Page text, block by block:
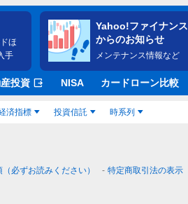
ほ
手
Yahoo!ファイナンス
からのお知らせ
メンテナンス情報など
投資 NISA カードローン比較
済指標 投資信託 時系列
必ずお読みください）
特定商取引法の表示